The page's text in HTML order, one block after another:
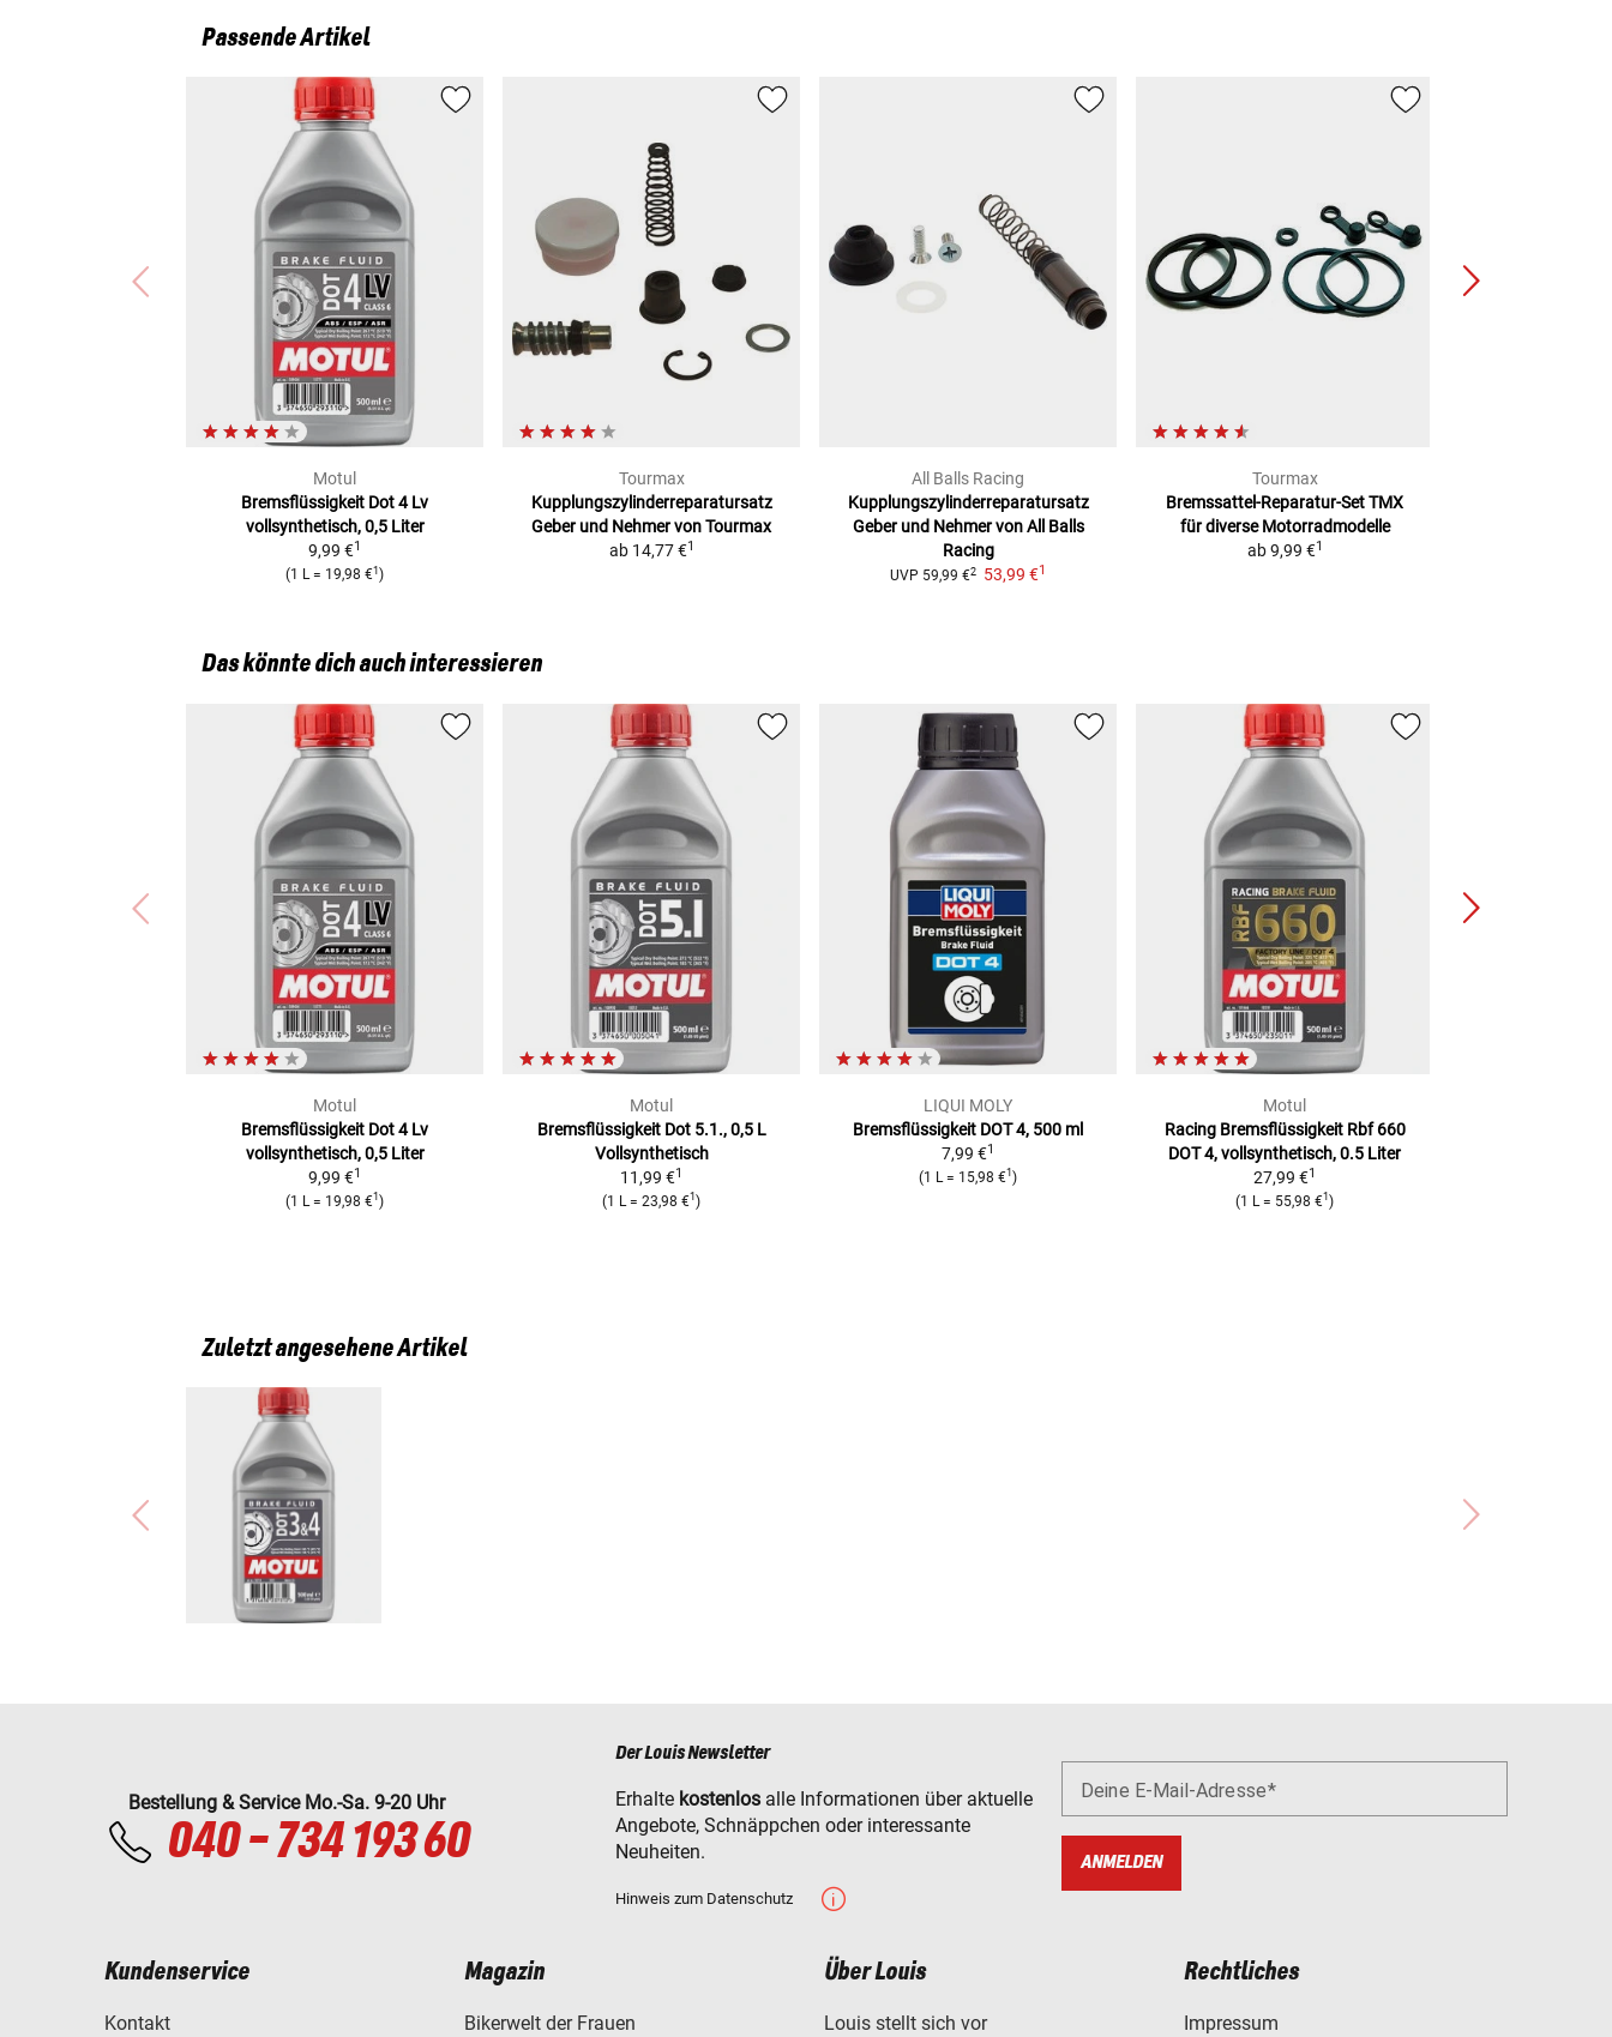
Passende Artikel
Motul
Bremsflüssigkeit Dot 4 Lv
vollsynthetisch, 0,5 Liter
9,99 €1
(1 L= 19,98 €1 )
Tourmax
Kupplungszylinderreparatursatz
Geber und Nehmer von Tourmax
ab 14,77 €1
All Balls Racing
Kupplungszylinderreparatursatz
Geber und Nehmer von All Balls
Racing
UVP 59,99 €2 53,99 €1
Tourmax
Bremssattel-Reparatur-Set TMX
für diverse Motorradmodelle
ab 9,99 €1
Das könnte dich auch interessieren
Motul
Bremsflüssigkeit Dot 4 Lv
vollsynthetisch, 0,5 Liter
9,99 €1
(1 L= 19,98 €1 )
Motul
Bremsflüssigkeit Dot 5.1., 0,5 L
Vollsynthetisch
11,99 €1
(1 L= 23,98 €1 )
LIQUI MOLY
Bremsflüssigkeit DOT 4, 500 ml
7,99 €1
(1 L= 15,98 €1 )
Motul
Racing Bremsflüssigkeit Rbf 660
DOT 4, vollsynthetisch, 0.5 Liter
27,99 €1
(1 L= 55,98 €1 )
Zuletzt angesehene Artikel
Bestellung & Service Mo.-Sa. 9-20 Uhr
040 - 734 193 60
Der Louis Newsletter
Erhalte kostenlos alle Informationen über aktuelle
Angebote, Schnäppchen oder interessante
Neuheiten.
Hinweis zum Datenschutz
Deine E-Mail-Adresse
ANMELDEN
Kundenservice
Kontakt
Magazin
Bikerwelt der Frauen
Über Louis
Louis stellt sich vor
Rechtliches
Impressum